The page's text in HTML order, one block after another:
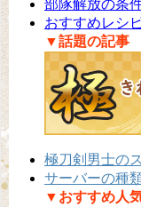
部隊解放の条
おすすめレシ
▼話題の記事
極刀剣男士の
サーバーの種
▼おすすめ人